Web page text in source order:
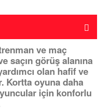
ve maç
saçın görüş alanına
olan hafif ve
Kortta oyuna daha
için konforlu